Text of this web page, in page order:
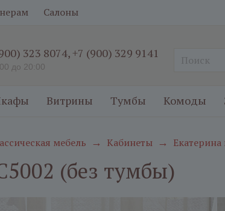
Салоны
323 8074,+7 (900) 329 9141
до 20:00
Витрины Тумбы Комоды
мебель → Кабинеты →
(без тумбы)